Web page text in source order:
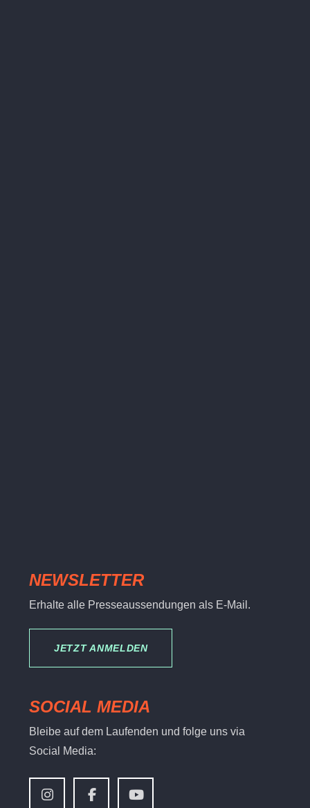
NEWSLETTER
Erhalte alle Presseaussendungen als E-Mail.
JETZT ANMELDEN
SOCIAL MEDIA
Bleibe auf dem Laufenden und folge uns via
Social Media: